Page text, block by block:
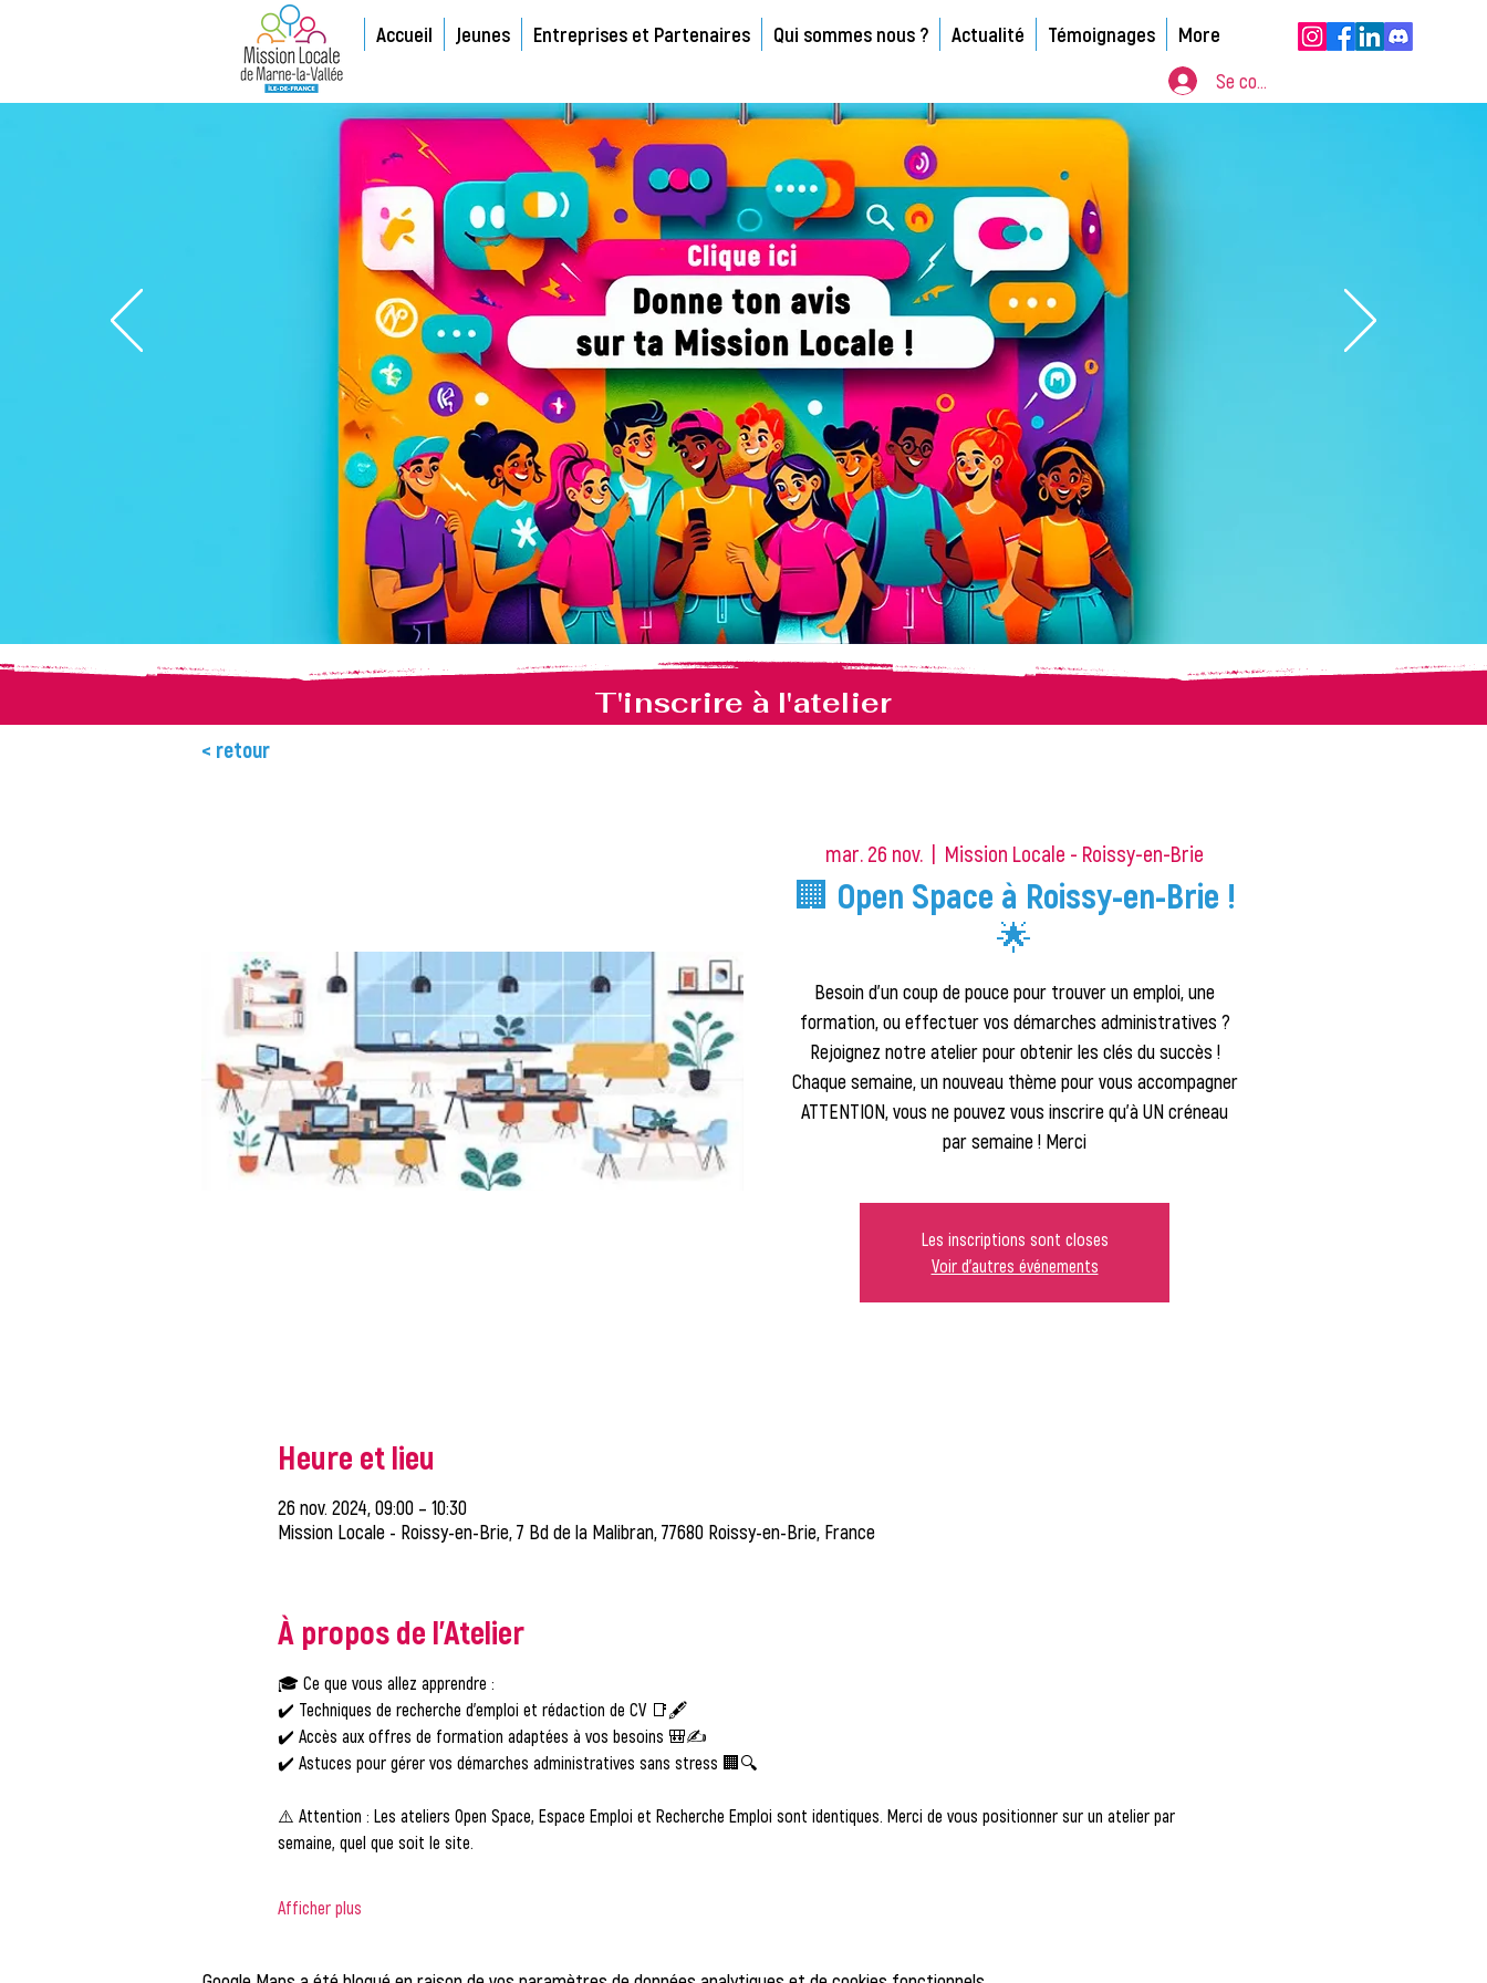
Accueil Jeunes Entreprises et Partenaires Qui sommes nous ? Actualité Témoignages More
Se connecter
T'inscrire à l'atelier
< retour
mar. 26 nov.
  |
Mission Locale - Roissy-en-Brie
🏢 Open Space à Roissy-en-Brie !
🌟
Besoin d'un coup de pouce pour trouver un emploi, une
formation, ou effectuer vos démarches administratives ?
Rejoignez notre atelier pour obtenir les clés du succès !
Chaque semaine, un nouveau thème pour vous accompagner
ATTENTION, vous ne pouvez vous inscrire qu'à UN créneau
par semaine ! Merci
Les inscriptions sont closes
Voir d'autres événements
Heure et lieu
26 nov. 2024, 09:00 – 10:30
Mission Locale - Roissy-en-Brie, 7 Bd de la Malibran, 77680 Roissy-en-Brie, France
À propos de l'Atelier
🎓 Ce que vous allez apprendre :
✔️ Techniques de recherche d'emploi et rédaction de CV 📑🖋️
✔️ Accès aux offres de formation adaptées à vos besoins 🎒✍️
✔️ Astuces pour gérer vos démarches administratives sans stress 🏢🔍
⚠️ Attention : Les ateliers Open Space, Espace Emploi et Recherche Emploi sont identiques. Merci de vous positionner sur un atelier par
semaine, quel que soit le site.
Afficher plus